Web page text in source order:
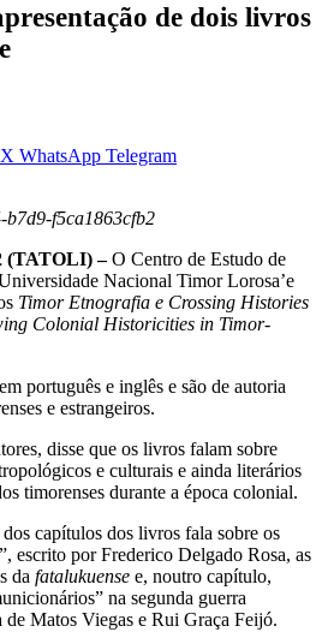
de dois livros
X WhatsApp Telegram
b7d9-f5ca1863cfb2
(TATOLI) –O Centro de Estudo de
Nacional Timor Lorosa’e
Timor Etnografia e Crossing Histories
Colonial Historicities in Timor-
português e inglês e são de autoria
e estrangeiros.
disse que os livros falam sobre
e culturais e ainda literários
timorenses durante a época colonial.
capítulos dos livros fala sobre os
escrito por Frederico Delgado Rosa, as
da fatalukuense e, noutro capítulo,
na segunda guerra
de Matos Viegas e Rui Graça Feijó.